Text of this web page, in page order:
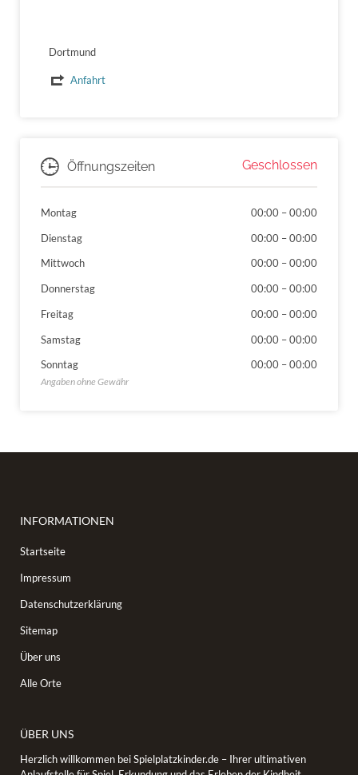
Dortmund
Anfahrt
Öffnungszeiten Geschlossen
Montag 00:00 –00:00
Dienstag
00:00 –00:00
Mittwoch
00:00 –00:00
Donnerstag
00:00 –00:00
Freitag
00:00 –00:00
Samstag
00:00 –00:00
Sonntag
00:00 –00:00
INFORMATIONEN
Startseite
Impressum
Datenschutzerklärung
Sitemap
Über uns
Alle Orte
ÜBER UNS
Herzlich willkommen bei Spielplatzkinder.de – Ihrer ultimativen